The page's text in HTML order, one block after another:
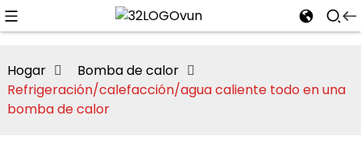
Hogar
Bomba de calor
Refrigeración/calefacción/agua caliente todo en una
bomba de calor